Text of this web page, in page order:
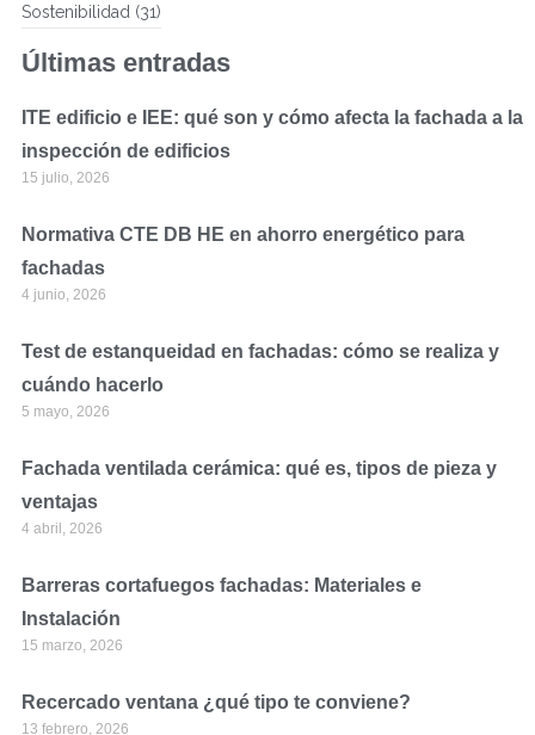
Sostenibilidad (31)
Últimas entradas
ITE edificio e IEE: qué son y cómo afecta la fachada a la
inspección de edificios
15 julio, 2026
Normativa CTE DB HE en ahorro energético para
fachadas
4 junio, 2026
Test de estanqueidad en fachadas: cómo se realiza y
cuándo hacerlo
5 mayo, 2026
Fachada ventilada cerámica: qué es, tipos de pieza y
ventajas
4 abril, 2026
Barreras cortafuegos fachadas: Materiales e
Instalación
15 marzo, 2026
Recercado ventana ¿qué tipo te conviene?
13 febrero, 2026